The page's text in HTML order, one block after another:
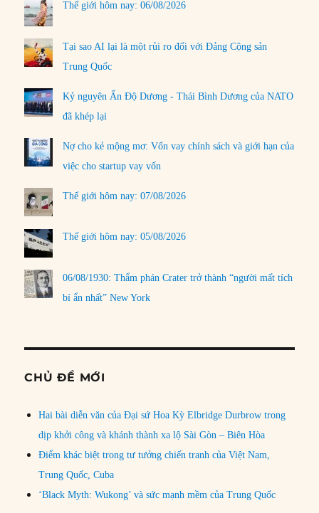
Thế giới hôm nay: 06/08/2026
Tại sao AI lại là một rủi ro đối với Đảng Cộng sản
Trung Quốc
Kỷ nguyên Ấn Độ Dương - Thái Bình Dương của NATO
đã khép lại
Nợ cho kẻ mộng mơ: Vốn vay chính sách và giới hạn của
việc cho startup vay vốn
Thế giới hôm nay: 07/08/2026
Thế giới hôm nay: 05/08/2026
06/08/1930: Thẩm phán Crater trở thành “người mất tích
bí ẩn nhất” New York
CHỦ ĐỀ MỚI
Hai bài diễn văn của Đại sứ Hoa Kỳ Elbridge Durbrow trong
dịp khởi công và khánh thành xa lộ Sài Gòn – Biên Hòa
Điểm khác biệt trong tư tưởng chiến tranh của Việt Nam,
Trung Quốc, Cuba
‘Black Myth: Wukong’ và sức mạnh mềm của Trung Quốc